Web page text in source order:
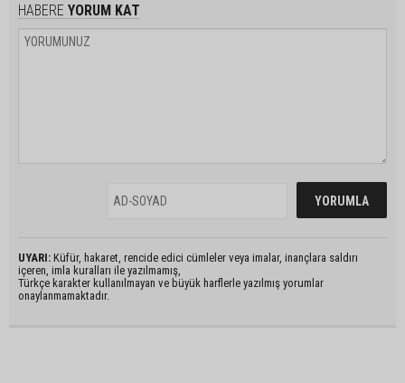
HABERE YORUM KAT
UYARI: Küfür, hakaret, rencide edici cümleler veya imalar, inançlara saldırı
içeren, imla kuralları ile yazılmamış,
Türkçe karakter kullanılmayan ve büyük harflerle yazılmış yorumlar
onaylanmamaktadır.